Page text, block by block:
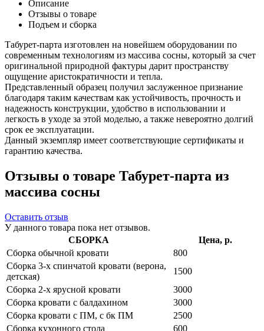
Описание
Отзывы о товаре
Подъем и сборка
Табурет-парта изготовлен на новейшем оборудовании по
современным технологиям из массива сосны, который за счет
оригинальной природной фактуры дарит пространству
ощущение аристократичности и тепла.
Представленный образец получил заслуженное признание
благодаря таким качествам как устойчивость, прочность и
надежность конструкции, удобство в использовании и
легкость в уходе за этой моделью, а также невероятно долгий
срок ее эксплуатации.
Данный экземпляр имеет соответствующие сертификаты и
гарантию качества.
Отзывы о товаре Табурет-парта из
массива сосны
Оставить отзыв
У данного товара пока нет отзывов.
СБОРКА
Цена, р.
Сборка обычной кровати
800
Сборка 3-х спинчатой кровати (верона,
детская)
1500
Сборка 2-х ярусной кровати
3000
Сборка кровати с балдахином
3000
Сборка кровати с ПМ, с бк ПМ
2500
Сборка кухонного стола
600